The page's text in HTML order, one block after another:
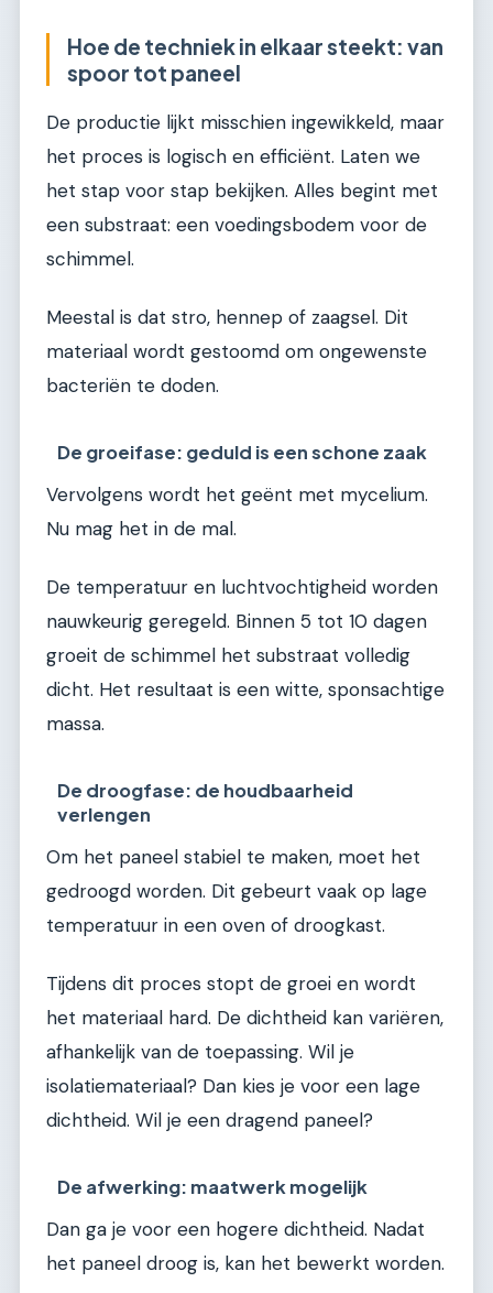
Hoe de techniek in elkaar steekt: van
spoor tot paneel
De productie lijkt misschien ingewikkeld, maar
het proces is logisch en efficiënt. Laten we
het stap voor stap bekijken. Alles begint met
een substraat: een voedingsbodem voor de
schimmel.
Meestal is dat stro, hennep of zaagsel. Dit
materiaal wordt gestoomd om ongewenste
bacteriën te doden.
De groeifase: geduld is een schone zaak
Vervolgens wordt het geënt met mycelium.
Nu mag het in de mal.
De temperatuur en luchtvochtigheid worden
nauwkeurig geregeld. Binnen 5 tot 10 dagen
groeit de schimmel het substraat volledig
dicht. Het resultaat is een witte, sponsachtige
massa.
De droogfase: de houdbaarheid
verlengen
Om het paneel stabiel te maken, moet het
gedroogd worden. Dit gebeurt vaak op lage
temperatuur in een oven of droogkast.
Tijdens dit proces stopt de groei en wordt
het materiaal hard. De dichtheid kan variëren,
afhankelijk van de toepassing. Wil je
isolatiemateriaal? Dan kies je voor een lage
dichtheid. Wil je een dragend paneel?
De afwerking: maatwerk mogelijk
Dan ga je voor een hogere dichtheid. Nadat
het paneel droog is, kan het bewerkt worden.